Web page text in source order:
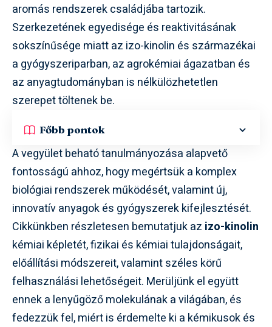
aromás rendszerek családjába tartozik.
Szerkezetének egyedisége és reaktivitásának
sokszínűsége miatt az izo-kinolin és származékai
a gyógyszeriparban, az agrokémiai ágazatban és
az anyagtudományban is nélkülözhetetlen
szerepet töltenek be.
Főbb pontok
A vegyület beható tanulmányozása alapvető
fontosságú ahhoz, hogy megértsük a komplex
biológiai rendszerek működését, valamint új,
innovatív anyagok és gyógyszerek kifejlesztését.
Cikkünkben részletesen bemutatjuk az izo-kinolin
kémiai képletét, fizikai és kémiai tulajdonságait,
előállítási módszereit, valamint széles körű
felhasználási lehetőségeit. Merüljünk el együtt
ennek a lenyűgöző molekulának a világában, és
fedezzük fel, miért is érdemelte ki a kémikusok és